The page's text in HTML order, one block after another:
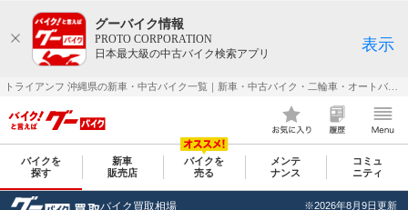
グーバイク情報
PROTO CORPORATION
日本最大級の中古バイク検索アプリ
表示
バイクを
探す
新車
販売店
バイクを
売る
メンテ
ナンス
コミュ
ニティ
バイク買取相場 ※2026年8月9日更新